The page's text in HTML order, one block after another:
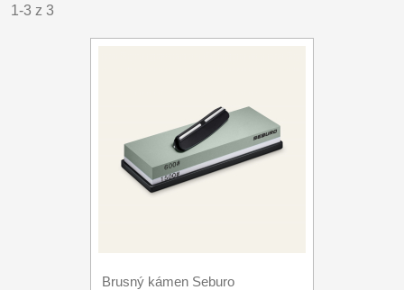
1-3 z 3
Brusný kámen Seburo